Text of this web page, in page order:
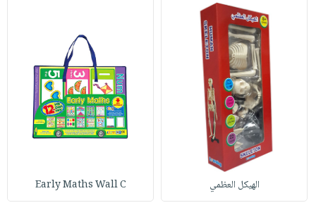
الهيكل العظمي Early Maths Wall C